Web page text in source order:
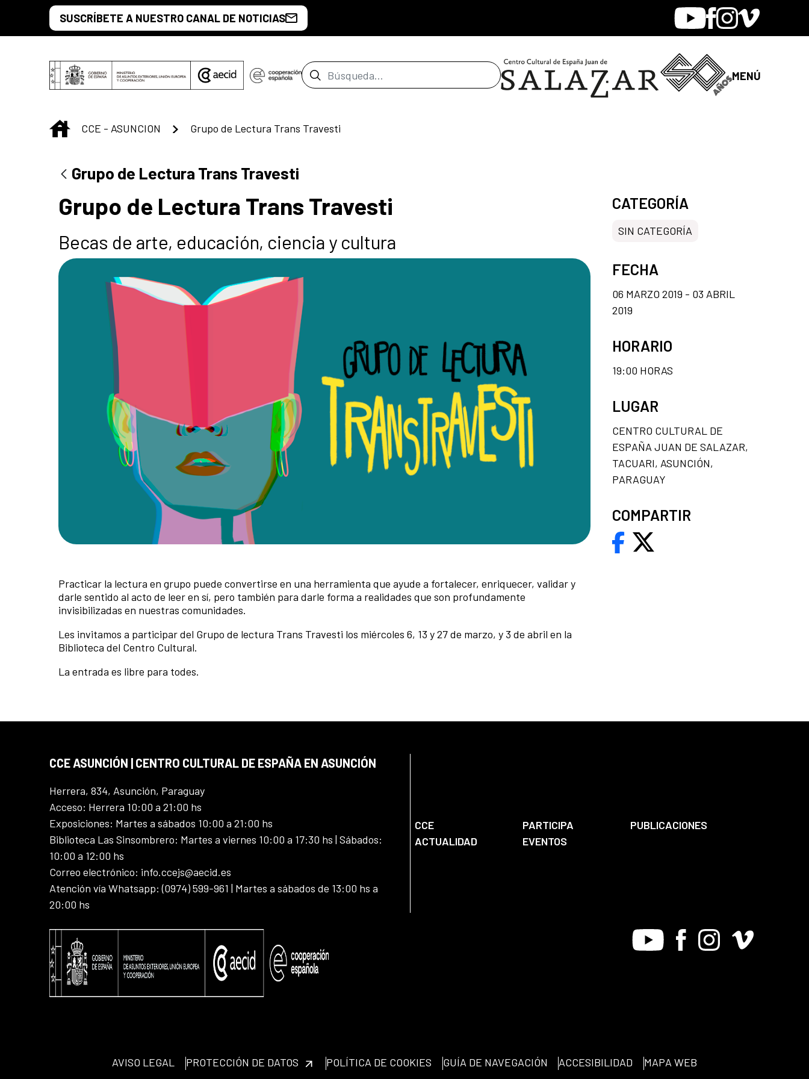
Saltar al contenido principal
SUSCRÍBETE A NUESTRO CANAL DE NOTICIAS YoutubeFacebook
Instagram
Vimeo
Barra de búsqueda MENÚ
INICIO
CCE - ASUNCION Grupo de Lectura Trans Travesti
Grupo de Lectura Trans Travesti
Grupo de Lectura Trans Travesti
Becas de arte, educación, ciencia y cultura
Practicar la lectura en grupo puede convertirse en una herramienta que ayude a fortalecer, enriquecer, validar y
darle sentido al acto de leer en sí, pero también para darle forma a realidades que son profundamente
invisibilizadas en nuestras comunidades.
Les invitamos a participar del Grupo de lectura Trans Travesti los miércoles 6, 13 y 27 de marzo, y 3 de abril en la
Biblioteca del Centro Cultural.
La entrada es libre para todes.
CATEGORÍA
SIN CATEGORÍA
FECHA
06 MARZO 2019 - 03 ABRIL
2019
HORARIO
19:00 HORAS
LUGAR
CENTRO CULTURAL DE
ESPAÑA JUAN DE SALAZAR,
TACUARI, ASUNCIÓN,
PARAGUAY
COMPARTIR
CCE ASUNCIÓN | CENTRO CULTURAL DE ESPAÑA EN ASUNCIÓN
Herrera, 834, Asunción, Paraguay
Acceso: Herrera 10:00 a 21:00 hs
Exposiciones: Martes a sábados 10:00 a 21:00 hs
Biblioteca Las Sinsombrero: Martes a viernes 10:00 a 17:30 hs | Sábados:
10:00 a 12:00 hs
Correo electrónico: info.ccejs@aecid.es
Atención vía Whatsapp: (0974) 599-961 | Martes a sábados de 13:00 hs a
20:00 hs
CCE PARTICIPA
PUBLICACIONES
ACTUALIDAD
EVENTOS
Youtube FacebookInstagram
Vimeo
AVISO LEGAL PROTECCIÓN DE DATOS POLÍTICA DE COOKIES GUÍA DE NAVEGACIÓN ACCESIBILIDAD MAPA WEB